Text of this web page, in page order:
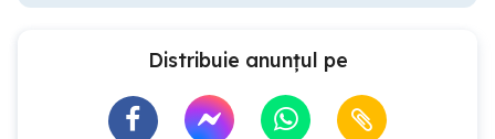
Distribuie anunțul pe